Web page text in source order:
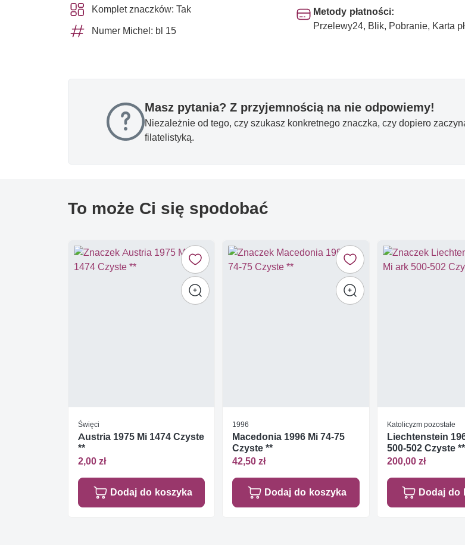
Komplet znaczków: Tak
Numer Michel: bl 15
Metody płatności:
Przelewy24, Blik, Pobranie, Karta
Masz pytania? Z przyjemnością na nie odpowiemy!
Niezależnie od tego, czy szukasz konkretnego znaczka, czy dopiero
filatelistyką.
To może Ci się spodobać
Święci
Austria 1975 Mi 1474 Czyste
**
2,00 zł
Dodaj do koszyka
1996
Macedonia 1996 Mi 74-75
Czyste **
42,50 zł
Dodaj do koszyka
Katolicyzm pozostałe
Liechtenstein
500-502 Czyste **
200,00 zł
Dodaj do